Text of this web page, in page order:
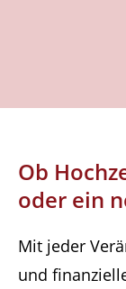
Ob
oder ein
Mit jeder
und